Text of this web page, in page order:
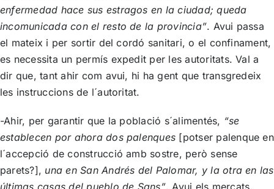
enfermedad hace sus estragos en la ciudad; queda
incomunicada con el resto de la provincia”. Avui passa
el mateix i per sortir del cordó sanitari, o el confinament,
es necessita un permís expedit per les autoritats. Val a
dir que, tant ahir com avui, hi ha gent que transgredeix
les instruccions de l´autoritat.
-Ahir, per garantir que la població s´alimentés, “se
establecen por ahora dos palenques [potser palenque en
l´accepció de construcció amb sostre, però sense
parets?], una en San Andrés del Palomar, y la otra en las
últimas casas del pueblo de Sans”. Avui els mercats,